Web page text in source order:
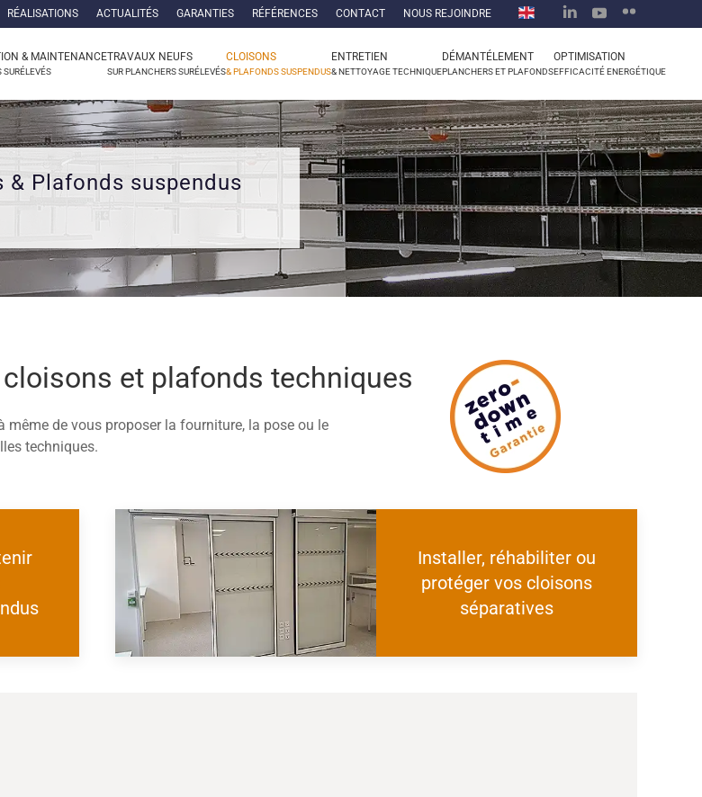
RÉALISATIONS ACTUALITÉS GARANTIES RÉFÉRENCES CONTACT NOUS REJOINDRE
& MAINTENANCE
SURÉLEVÉS
TRAVAUX NEUFS
SUR PLANCHERS SURÉLEVÉS
CLOISONS
& PLAFONDS SUSPENDUS
ENTRETIEN
& NETTOYAGE TECHNIQUE
DÉMANTÉLEMENT
PLANCHERS ET PLAFONDS
OPTIMISATION
EFFICACITÉ ENERGÉTIQUE
& Plafonds suspendus
et plafonds techniques
même de vous proposer la fourniture, la pose ou le
techniques.
Installer, réhabiliter ou
protéger vos cloisons
séparatives